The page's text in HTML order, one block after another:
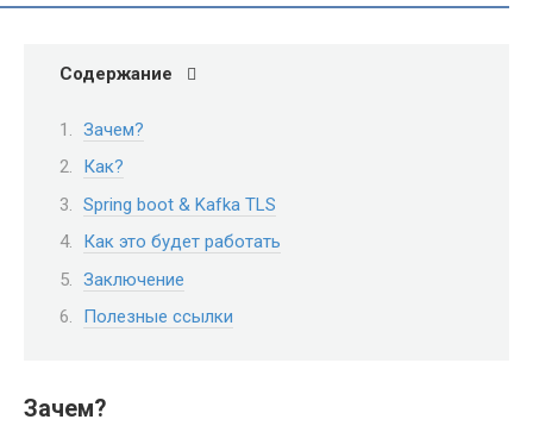
Содержание
Зачем?
Как?
Spring boot & Kafka TLS
Как это будет работать
Заключение
Полезные ссылки
Зачем?